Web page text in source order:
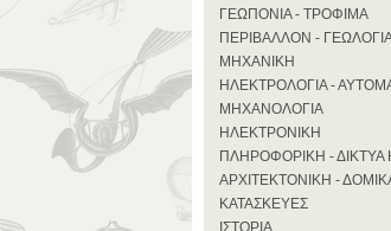
ΓΕΩΠΟΝΙΑ - ΤΡΟΦΙΜΑ
ΠΕΡΙΒΑΛΛΟΝ -
ΜΗΧΑΝΙΚΗ
ΗΛΕΚΤΡΟΛΟΓΙΑ -
ΜΗΧΑΝΟΛΟΓΙΑ
ΗΛΕΚΤΡΟΝΙΚΗ
ΠΛΗΡΟΦΟΡΙΚΗ - ΔΙΚΤΥΑ
ΑΡΧΙΤΕΚΤΟΝΙΚΗ -
ΚΑΤΑΣΚΕΥΕΣ
ΙΣΤΟΡΙΑ